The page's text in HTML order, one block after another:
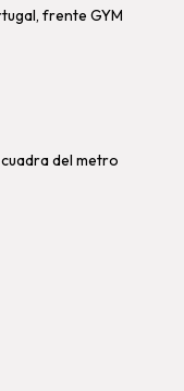
frente GYM
cuadra del metro